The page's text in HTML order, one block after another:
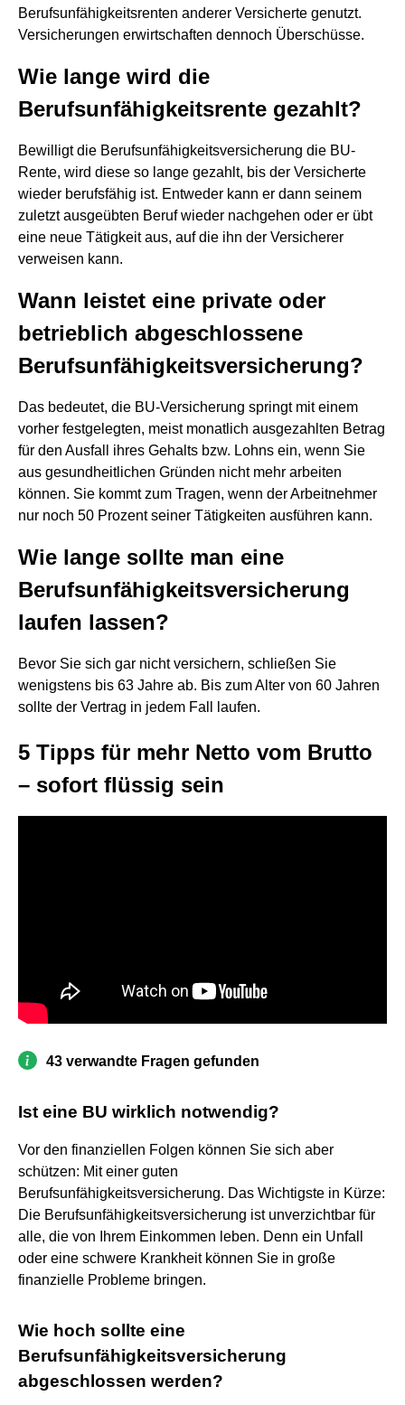
Berufsunfähigkeitsrenten anderer Versicherte genutzt.
Versicherungen erwirtschaften dennoch Überschüsse.
Wie lange wird die
Berufsunfähigkeitsrente gezahlt?
Bewilligt die Berufsunfähigkeitsversicherung die BU-
Rente, wird diese so lange gezahlt, bis der Versicherte
wieder berufsfähig ist. Entweder kann er dann seinem
zuletzt ausgeübten Beruf wieder nachgehen oder er übt
eine neue Tätigkeit aus, auf die ihn der Versicherer
verweisen kann.
Wann leistet eine private oder
betrieblich abgeschlossene
Berufsunfähigkeitsversicherung?
Das bedeutet, die BU-Versicherung springt mit einem
vorher festgelegten, meist monatlich ausgezahlten Betrag
für den Ausfall ihres Gehalts bzw. Lohns ein, wenn Sie
aus gesundheitlichen Gründen nicht mehr arbeiten
können. Sie kommt zum Tragen, wenn der Arbeitnehmer
nur noch 50 Prozent seiner Tätigkeiten ausführen kann.
Wie lange sollte man eine
Berufsunfähigkeitsversicherung
laufen lassen?
Bevor Sie sich gar nicht versichern, schließen Sie
wenigstens bis 63 Jahre ab. Bis zum Alter von 60 Jahren
sollte der Vertrag in jedem Fall laufen.
5 Tipps für mehr Netto vom Brutto
– sofort flüssig sein
43 verwandte Fragen gefunden
Ist eine BU wirklich notwendig?
Vor den finanziellen Folgen können Sie sich aber
schützen: Mit einer guten
Berufsunfähigkeitsversicherung. Das Wichtigste in Kürze:
Die Berufsunfähigkeitsversicherung ist unverzichtbar für
alle, die von Ihrem Einkommen leben. Denn ein Unfall
oder eine schwere Krankheit können Sie in große
finanzielle Probleme bringen.
Wie hoch sollte eine
Berufsunfähigkeitsversicherung
abgeschlossen werden?